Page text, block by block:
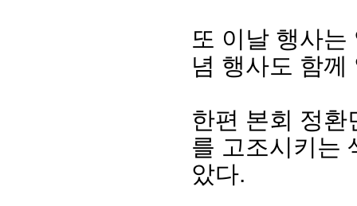
또 이날 행사
념 행사도 함
한편 본회 정
를 고조시키는
았다.